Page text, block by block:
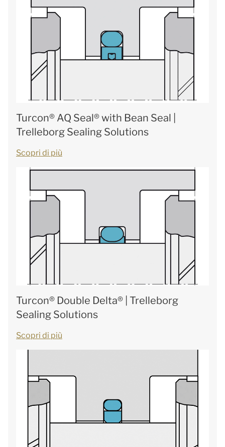
Turcon® AQ Seal® with Bean Seal |
Trelleborg Sealing Solutions
Scopri di più
Turcon® Double Delta® | Trelleborg
Sealing Solutions
Scopri di più